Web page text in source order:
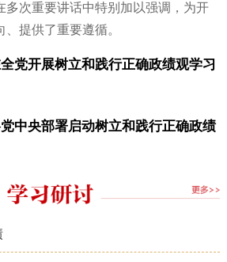
多次重要讲话中特别加以强调，为开
提供了重要遵循。
党开展树立和践行正确政绩观学习
中央部署启动树立和践行正确政绩